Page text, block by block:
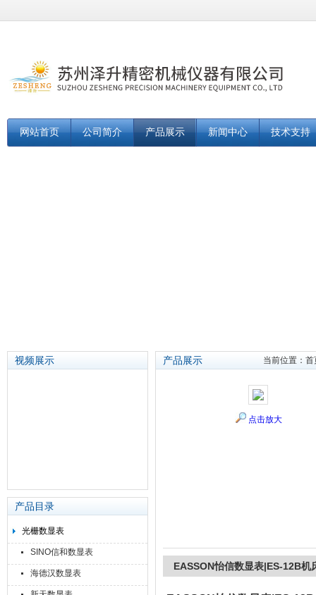
网站首页 公司简介 产品展示 新闻中心 技术支持
视频展示
产品目录
光栅数显表
SINO信和数显表
海德汉数显表
产品展示 当前位置： 首
点击放大
EASSON怡信数显表|ES-12B机